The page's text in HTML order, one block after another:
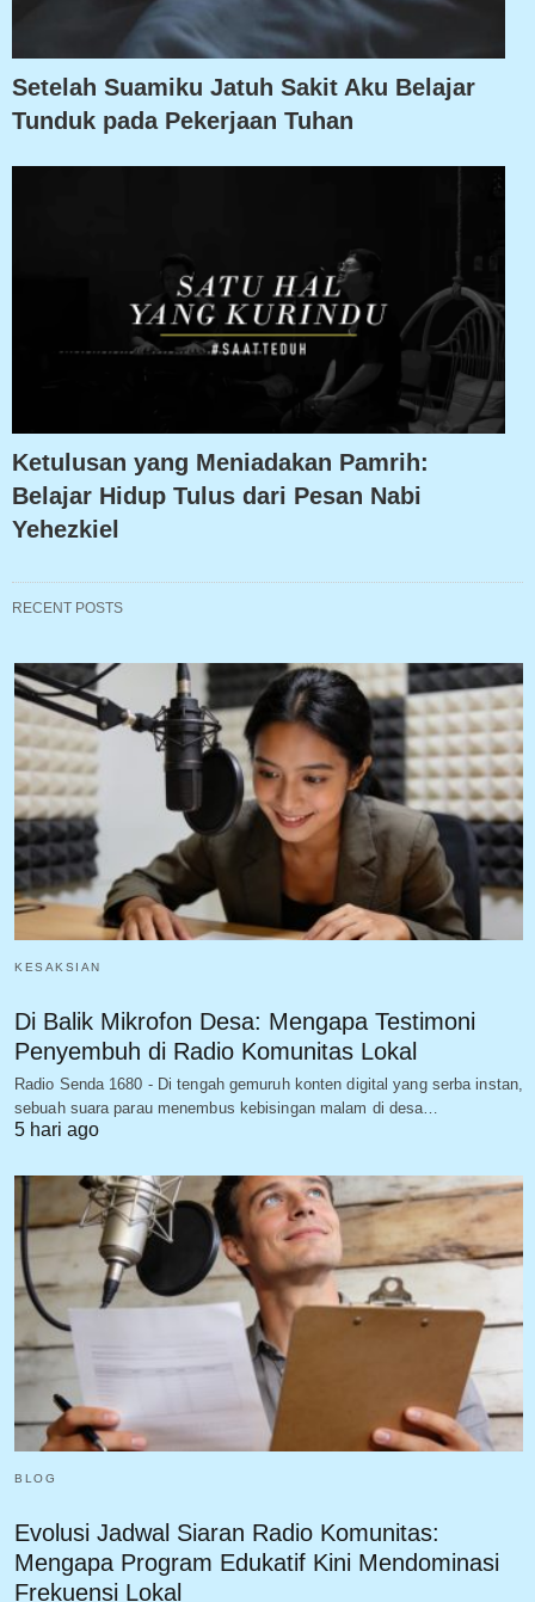
Setelah Suamiku Jatuh Sakit Aku Belajar
Tunduk pada Pekerjaan Tuhan
Ketulusan yang Meniadakan Pamrih:
Belajar Hidup Tulus dari Pesan Nabi
Yehezkiel
RECENT POSTS
KESAKSIAN
Di Balik Mikrofon Desa: Mengapa Testimoni
Penyembuh di Radio Komunitas Lokal
Radio Senda 1680 - Di tengah gemuruh konten digital yang serba instan,
sebuah suara parau menembus kebisingan malam di desa…
5 hari ago
BLOG
Evolusi Jadwal Siaran Radio Komunitas:
Mengapa Program Edukatif Kini Mendominasi
Frekuensi Lokal